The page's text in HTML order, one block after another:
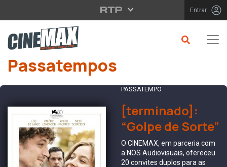
Saltar para o conteúdo principal Entrar
Passatempos
PASSATEMPO
[terminado]:
“Golpe de Sorte”
O CINEMAX, em parceria com
a NOS Audiovisuais, ofereceu
20 convites duplos para as